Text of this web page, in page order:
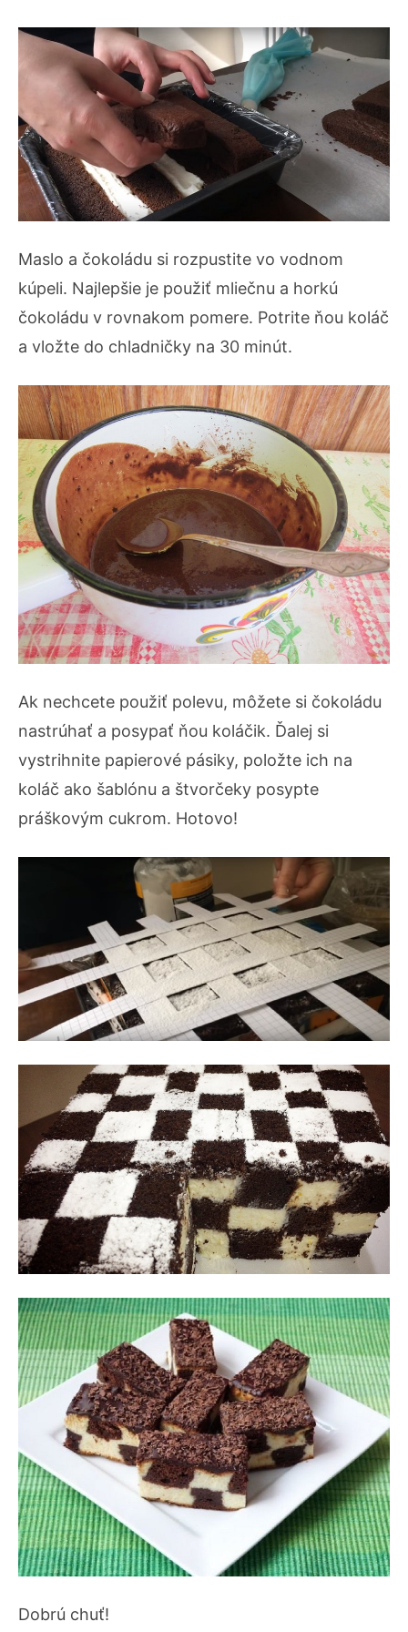
Maslo a čokoládu si rozpustite vo vodnom
kúpeli. Najlepšie je použiť mliečnu a horkú
čokoládu v rovnakom pomere. Potrite ňou koláč
a vložte do chladničky na 30 minút.
Ak nechcete použiť polevu, môžete si čokoládu
nastrúhať a posypať ňou koláčik. Ďalej si
vystrihnite papierové pásiky, položte ich na
koláč ako šablónu a štvorčeky posypte
práškovým cukrom. Hotovo!
Dobrú chuť!